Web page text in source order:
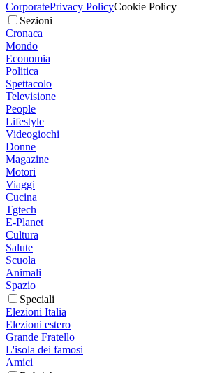
CorporatePrivacy PolicyCookie Policy
Sezioni
Cronaca
Mondo
Economia
Politica
Spettacolo
Televisione
People
Lifestyle
Videogiochi
Donne
Magazine
Motori
Viaggi
Cucina
Tgtech
E-Planet
Cultura
Salute
Scuola
Animali
Spazio
Speciali
Elezioni Italia
Elezioni estero
Grande Fratello
L'isola dei famosi
Amici